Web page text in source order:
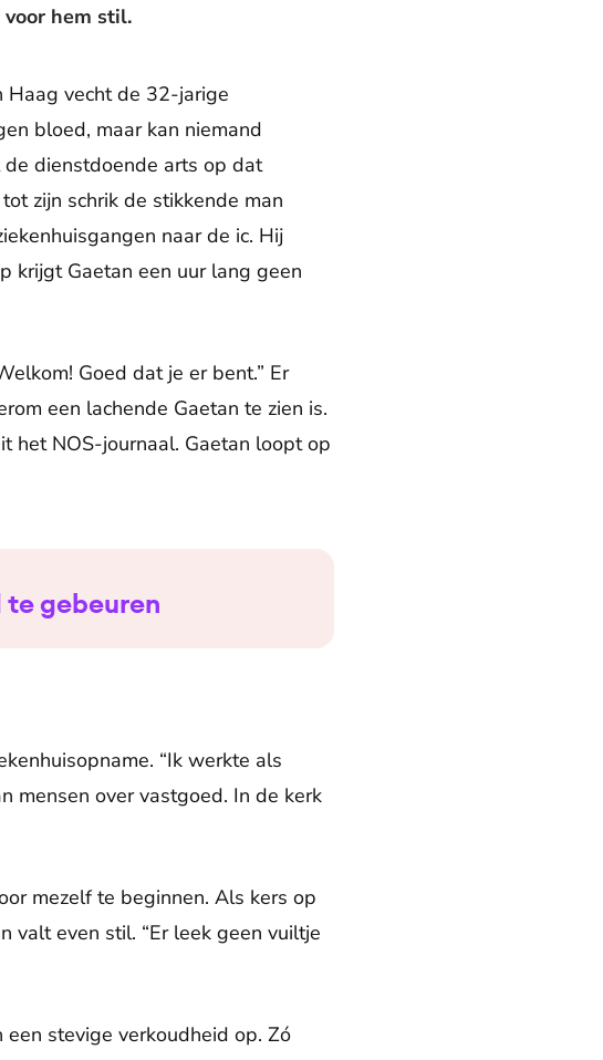
hem stil.
Haag vecht de 32-jarige
bloed, maar kan niemand
dienstdoende arts op dat
zijn schrik de stikkende man
naar de ic. Hij
krijgt Gaetan een uur lang geen
Goed dat je er bent.” Er
een lachende Gaetan te zien is.
het NOS-journaal. Gaetan loopt op
te gebeuren
“Ik werkte als
mensen over vastgoed. In de kerk
mezelf te beginnen. Als kers op
valt even stil. “Er leek geen vuiltje
stevige verkoudheid op. Zó